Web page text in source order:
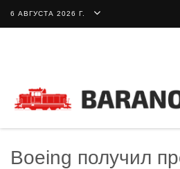
6 АВГУСТА 2026 Г.
Boeing получил